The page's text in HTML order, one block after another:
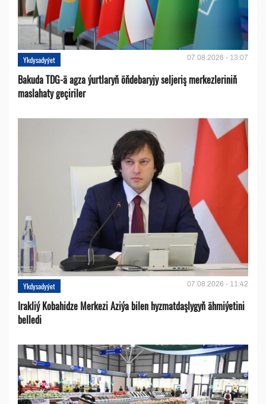
Ykdysadyýet 07.08.2026 - 13:07
Bakuda TDG-ä agza ýurtlaryň öňdebaryjy seljeriş merkezleriniň
maslahaty geçiriler
Ykdysadyýet 07.08.2026 - 11:42
Irakliý Kobahidze Merkezi Aziýa bilen hyzmatdaşlygyň ähmiýetini
belledi